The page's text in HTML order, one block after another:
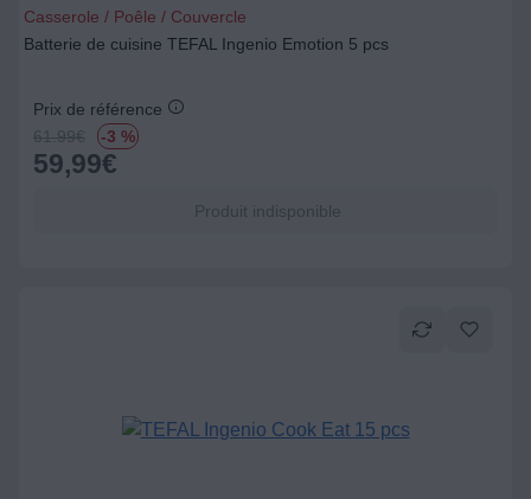
Casserole / Poêle / Couvercle
Batterie de cuisine TEFAL Ingenio Emotion 5 pcs
Prix de référence
61.99€ -3 %
59,99€
Produit indisponible